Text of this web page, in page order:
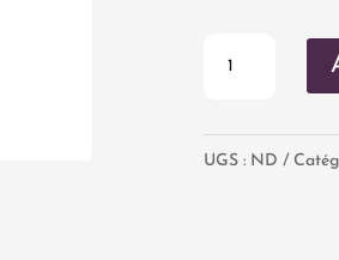
clés
UGS : ND